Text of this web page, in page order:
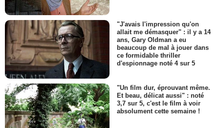
"J'avais l'impression qu'on
allait me démasquer" : il y a 14
ans, Gary Oldman a eu
beaucoup de mal à jouer dans
ce formidable thriller
d'espionnage noté 4 sur 5
"Un film dur, éprouvant même.
Et beau, délicat aussi" : noté
3,7 sur 5, c'est le film à voir
absolument cette semaine !